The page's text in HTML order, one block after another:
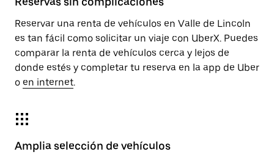
Reservar una renta de vehículos en Valle de Lincoln
es tan fácil como solicitar un viaje con UberX. Puedes
comparar la renta de vehículos cerca y lejos de
donde estés y completar tu reserva en la app de Uber
o en internet.
Amplia selección de vehículos